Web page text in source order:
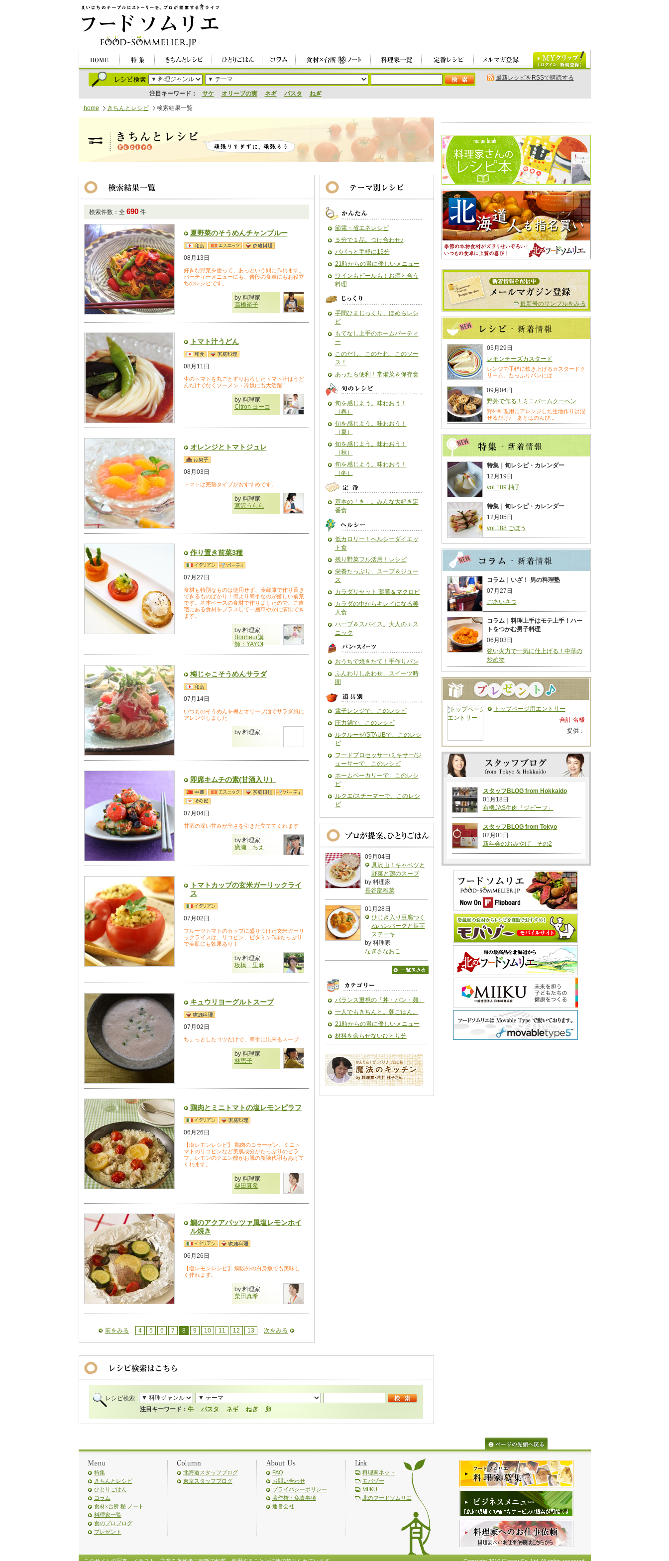
注目キーワード： サケ オリーブの実 ネギ パスタ ねぎ
最新レシピをRSSで購読する
home きちんとレシピ 検索結果一覧
検索件数：全 690件
夏野菜のそうめんチャンプルー
08月13日
好きな野菜を使って、あっという間に作れます。
パーティーメニューにも、普段の食卓にもお役立
ちのレシピです。
by 料理家
高橋裕子
トマト汁うどん
08月11日
生のトマトを丸ごとすりおろしたトマト汁はうど
んだけでなくソーメン・冷奴にも大活躍！
by 料理家
Citron ヨーコ
オレンジとトマトジュレ
08月03日
トマトは完熟タイプがおすすめです。
by 料理家
宮沢うらら
作り置き前菜3種
07月27日
食材も特別なものは使用せず、冷蔵庫で作り置き
できるものばかり！何より簡単なのが嬉しい前菜
です。基本ベースの食材で作りましたので、ご自
宅にある食材をプラスして一層華やかに演出でき
ます。
by 料理家
Bonheur講
師：YAYOI
梅じゃこそうめんサラダ
07月14日
いつものそうめんを梅とオリーブ油でサラダ風に
アレンジしました
by 料理家
即席キムチの素(甘酒入り）
07月04日
甘酒の深い甘みが辛さを引きた立ててくれます
by 料理家
廣瀬 ちえ
トマトカップの玄米ガーリックライ
ス
07月02日
フルーツトマトのカップに盛りつけた玄米ガーリ
ックライスは、リコピン、ビタミンB群たっぷり
で美肌にも効果あり！
by 料理家
板橋 里麻
キュウリヨーグルトスープ
07月02日
ちょっとしたコツだけで、簡単に出来るスープ
by 料理家
林恵子
鶏肉とミニトマトの塩レモンピラフ
06月26日
【塩レモンレシピ】 鶏肉のコラーゲン、ミニト
マトのリコピンなど美肌成分がたっぷりのピラ
フ。レモンのクエン酸がお肌の新陳代謝もあげて
くれます。
by 料理家
柴田真希
鯛のアクアパッツァ風塩レモンホイ
ル焼き
06月26日
【塩レモンレシピ】 鯛以外の白身魚でも美味し
く作れます。
by 料理家
柴田真希
前をみる 4 5 6 7 8 9 10 11 12 13 次をみる
節電・省エネレシピ
５分で１品。つけ合わせ♪
パパっと手軽に15分
21時からの胃に優しいメニュー
ワインもビールも！お酒と合う
料理
手間ひまじっくり、ほめらレシ
ピ
もてなし上手のホームパーティ
ー
このだし、このたれ、このソー
ス！
あったら便利！常備菜＆保存食
旬を感じよう。味わおう！
（春）
旬を感じよう。味わおう！
（夏）
旬を感じよう。味わおう！
（秋）
旬を感じよう。味わおう！
（冬）
基本の「き」。みんな大好き定
番食
低カロリー！ヘルシーダイエッ
ト食
残り野菜フル活用！レシピ
栄養たっぷり、スープ＆ジュー
ス
カラダリセット 薬膳＆マクロビ
カラダの中からキレイになる美
人食
ハーブ＆スパイス。大人のエス
ニック
おうちで焼きたて！手作りパン
ふんわりしあわせ、スイーツ時
間
電子レンジで、このレシピ
圧力鍋で、このレシピ
ルクルーゼ/STAUBで、このレシ
ピ
フードプロセッサー/ミキサー/ジ
ューサーで、このレシピ
ホームベーカリーで、このレシ
ピ
ルクエ/スチーマーで、このレシ
ピ
09月04日
具沢山！キャベツと
野菜と鶏のスープ
by 料理家
長谷部稚菜
01月28日
ひじき入り豆腐つく
ねハンバーグと長芋
ステーキ
by 料理家
なぎさなおこ
バランス重視の「丼・パン・麺」
一人でもきちんと。朝ごはん。
21時からの胃に優しいメニュー
材料を余らせないひとり分
レシピ検索
注目キーワード： 牛 パスタ ネギ ねぎ 卵
最新号のサンプルをみる
05月29日
レモンチーズカスタード
レンジで手軽に炊き上げるカスタードク
リーム。たっぷりパンには...
09月04日
野外で作る！ミニバームクーヘン
野外料理用にアレンジした生地作りは混
ぜるだけ♪ あとはのんび...
特集｜旬レシピ・カレンダー
12月19日
vol.189 柚子
特集｜旬レシピ・カレンダー
12月05日
vol.188 ごぼう
コラム｜いざ！ 男の料理塾
07月27日
ごあいさつ
コラム｜料理上手はモテ上手！ハー
トをつかむ男子料理
06月03日
強い火力で一気に仕上げる！中華の
炒め物
トップページ用エントリー
合計 名様
提供：
スタッフBLOG from Hokkaido
01月18日
有機JAS牛肉「ジビーフ」
スタッフBLOG from Tokyo
02月01日
新年会のおみやげ その2
特集
きちんとレシピ
ひとりごはん
コラム
食材×台所 秘 ノート
料理家一覧
食のプロブログ
プレゼント
北海道スタッフブログ
東京スタッフブログ
FAQ
お問い合わせ
プライバシーポリシー
著作権・免責事項
運営会社
料理家ネット
モバゾー
MIIKU
北のフードソムリエ